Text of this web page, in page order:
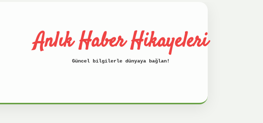
Anlık Haber Hikayeleri
Güncel bilgilerle dünyaya bağlan!